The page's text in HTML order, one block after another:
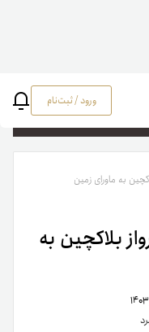
ورود / ثبت‌نام
به ماورای زمین
بلاکچین به